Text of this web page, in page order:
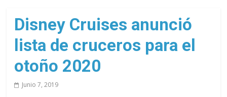
de
cruceros
un
solo
Disney Cruises anunció
lista de cruceros para el
otoño 2020
Junio 7, 2019